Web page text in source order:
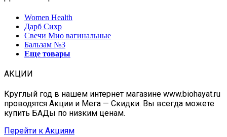
Women Health
Дарб Сихр
Свечи Мио вагинальные
Бальзам №3
Еще товары
АКЦИИ
Круглый год в нашем интернет магазине www.biohayat.ru
проводятся Акции и Мега — Скидки. Вы всегда можете
купить БАДы по низким ценам.
Перейти к Акциям